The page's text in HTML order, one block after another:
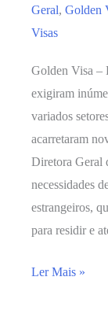
Geral, Golden
Visas
Golden Visa –
exigiram
variados
acarretaram
Diretora Geral
necessidades
estrangeiros,
para residir e
“O
Ler Mais »